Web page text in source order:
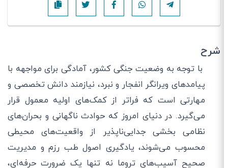
شرح
با توجه به وضعیت جنگی کشور، آمادگی برای مواجهه با
پیامدهای ویرانگر انفجار و نبرد، نیازمند دانش تخصصی و
مهارتی است که فراتر از کمک‌های اولیه معمول قرار
می‌گیرد. در دنیای امروز که حوادث ناگهانی و بحران‌های
نظامی بخشی جدایی‌ناپذیر از واقعیت‌های محیطی
محسوب می‌شوند، یادگیری اصول طب رزم و مدیریت
صحیح آسیب‌های تروما نه تنها یک ضرورت حرفه‌ای،